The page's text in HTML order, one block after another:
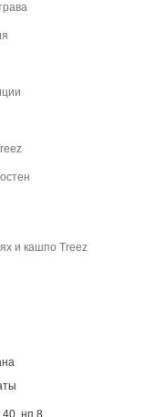
и кашпо Treez
40, нп 8